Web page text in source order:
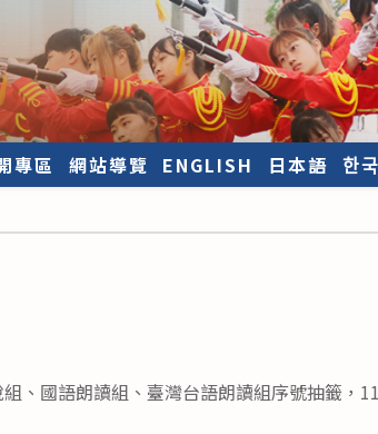
專區 網站導覽 ENGLISH 日本語 한
、國語朗讀組、臺灣台語朗讀組序號抽籤，